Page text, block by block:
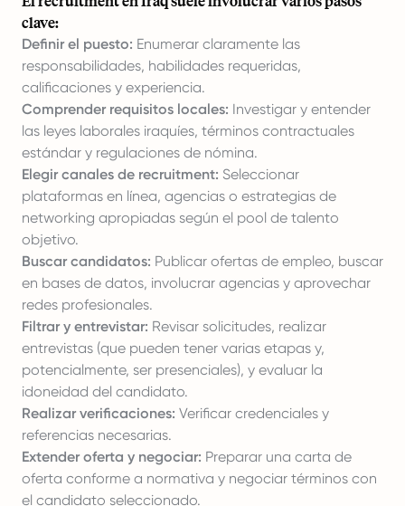
clave:
Definir el puesto: Enumerar claramente las
responsabilidades, habilidades requeridas,
calificaciones y experiencia.
Comprender requisitos locales: Investigar y entender
las leyes laborales iraquíes, términos contractuales
estándar y regulaciones de nómina.
Elegir canales de recruitment: Seleccionar
plataformas en línea, agencias o estrategias de
networking apropiadas según el pool de talento
objetivo.
Buscar candidatos: Publicar ofertas de empleo, buscar
en bases de datos, involucrar agencias y aprovechar
redes profesionales.
Filtrar y entrevistar: Revisar solicitudes, realizar
entrevistas (que pueden tener varias etapas y,
potencialmente, ser presenciales), y evaluar la
idoneidad del candidato.
Realizar verificaciones: Verificar credenciales y
referencias necesarias.
Extender oferta y negociar: Preparar una carta de
oferta conforme a normativa y negociar términos con
el candidato seleccionado.